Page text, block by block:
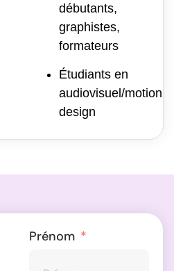
débutants,
graphistes,
formateurs
Étudiants en
audiovisuel/motion
design
Prénom